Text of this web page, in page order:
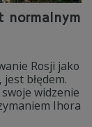
normalnym
Rosji jako
błędem.
widzenie
Ihora